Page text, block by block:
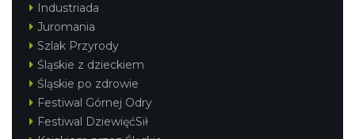
Industriada
Juromania
Szlak Przyrody
Śląskie z dzieckiem
Śląskie po zdrowie
Festiwal Górnej Odry
Festiwal DziewięćSił